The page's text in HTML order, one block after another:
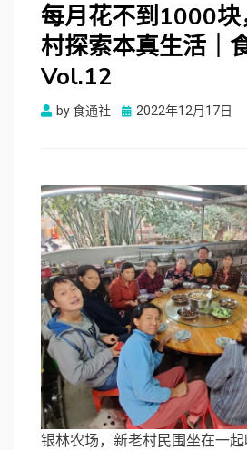
每月花不到1000块
村探索本真生活｜
Vol.12
by食通社
Posted
2022年12月17日
银林农场，新老村民围坐在一起